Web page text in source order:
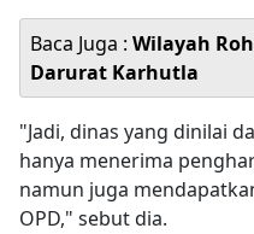
Baca Juga : Wilayah
Darurat Karhutla
"Jadi, dinas yang dinilai
hanya menerima
namun juga
OPD," sebut dia.